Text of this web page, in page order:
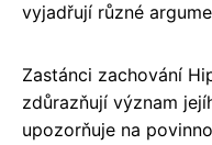
vyjadřují různé
Zastánci zachování
zdůrazňují význam
upozorňuje na